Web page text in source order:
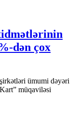
dən çox
ümumi dəyəri
müqaviləsi